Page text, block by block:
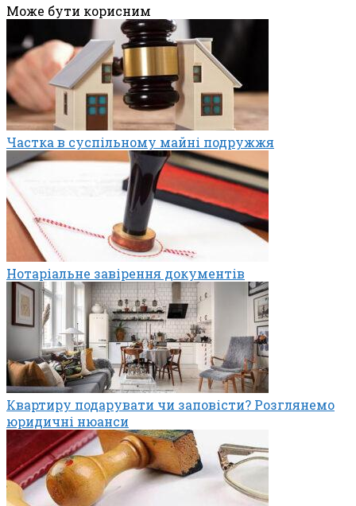
Може бути корисним
Частка в суспільному майні подружжя
Нотаріальне завірення документів
Квартиру подарувати чи заповісти? Розглянемо
юридичні нюанси